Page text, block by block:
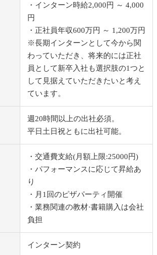
・インターン時給2,000円 ～ 4,000
円
・正社員年収600万円 ～ 1,200万円
※長期インターンとして今から関
わっていただき、将来的には正社
員として新卒入社も選択肢の1つと
して見据えていただきたいと考え
ています。
週20時間以上の出社必須。
平日土日祝ともに出社可能。
・交通費支給(月額上限:25000円)
・パフォーマンスに応じて昇給あ
り
・月1回のピザパーティ開催
・業務関連の教材·書籍購入は会社
負担
インターン契約